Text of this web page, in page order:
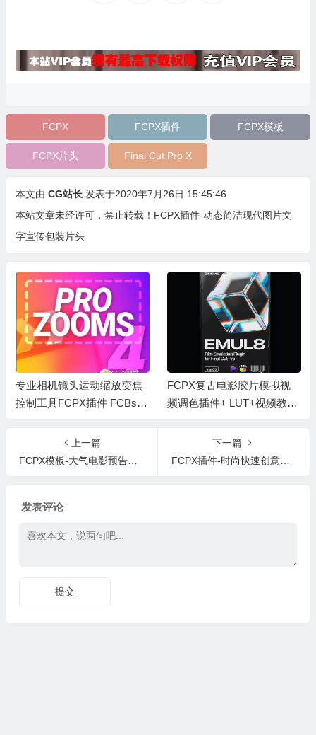
FCPX FCPX插件 FCPX模板
FCPX片头 Final Cut Pro X
本文由 CG站长 发表于2020年7月26日 15:45:46
本站文章未经许可，禁止转载！ FCPX插件-动态简洁现代图片文
字宣传包装片头
专业相机镜头运动缩放变焦
控制工具FCPX插件 FCBs P
FCPX复古电影胶片模拟视
频调色插件+ LUT+视频教程
上一篇
FCPX模板-大气电影预告片标题粒子背景文字宣传片头
下一篇
FCPX插件-时尚快速创意文字图片快闪包装片头模板 Fashion Opener
发表评论